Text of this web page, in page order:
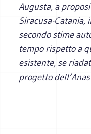
Augusta, a
Siracusa-Catania,
secondo stime
tempo rispetto a
esistente, se
progetto